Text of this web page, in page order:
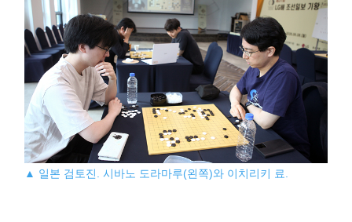
▲ 일본 검토진. 시바노 도라마루(왼쪽)와 이치리키 료.